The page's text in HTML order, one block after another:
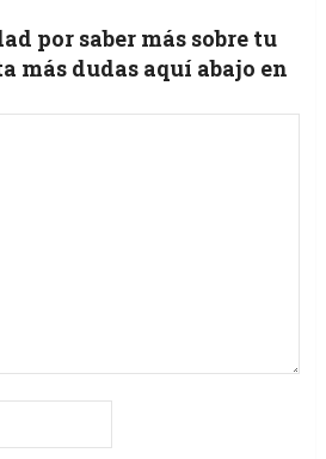
por saber más sobre tu
más dudas aquí abajo en